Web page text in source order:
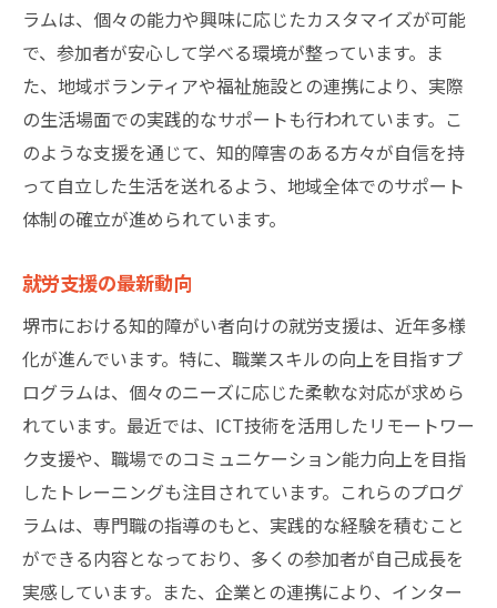
ラムは、個々の能力や興味に応じたカスタマイズが可能
で、参加者が安心して学べる環境が整っています。ま
た、地域ボランティアや福祉施設との連携により、実際
の生活場面での実践的なサポートも行われています。こ
のような支援を通じて、知的障害のある方々が自信を持
って自立した生活を送れるよう、地域全体でのサポート
体制の確立が進められています。
就労支援の最新動向
堺市における知的障がい者向けの就労支援は、近年多様
化が進んでいます。特に、職業スキルの向上を目指すプ
ログラムは、個々のニーズに応じた柔軟な対応が求めら
れています。最近では、ICT技術を活用したリモートワー
ク支援や、職場でのコミュニケーション能力向上を目指
したトレーニングも注目されています。これらのプログ
ラムは、専門職の指導のもと、実践的な経験を積むこと
ができる内容となっており、多くの参加者が自己成長を
実感しています。また、企業との連携により、インター